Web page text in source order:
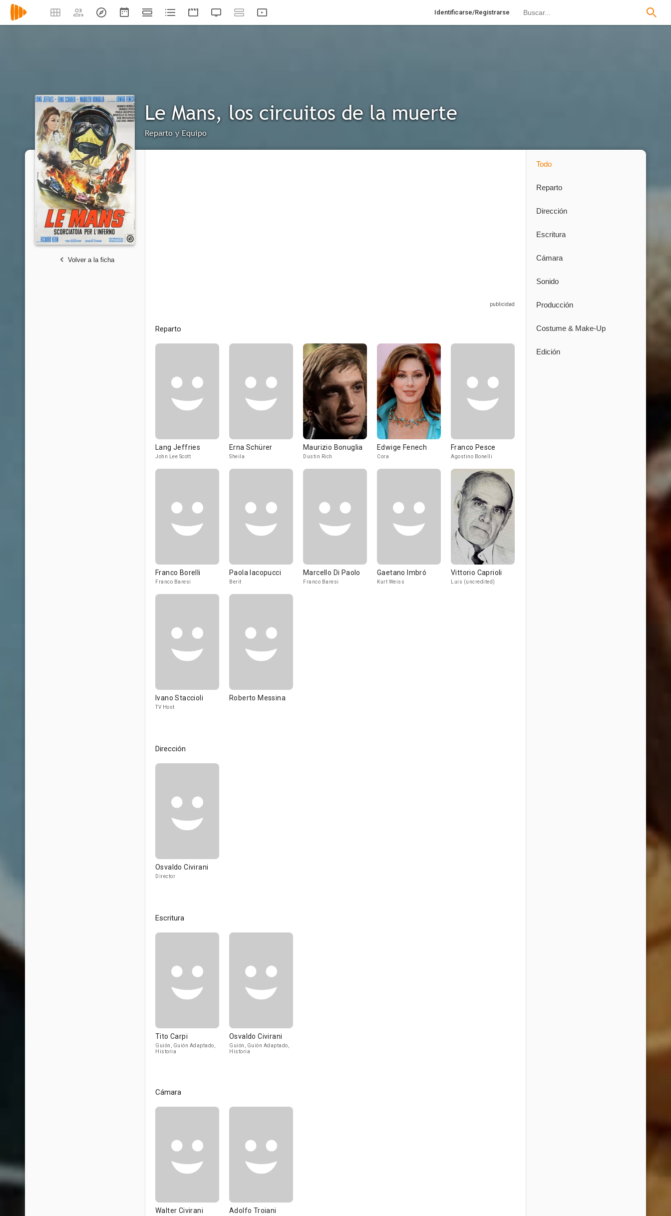
Identificarse/Registrarse
Le Mans, los circuitos de la muerte
Reparto y Equipo
Volver a la ficha
Reparto
Lang Jeffries
John Lee Scott
Erna Schürer
Sheila
Maurizio Bonuglia
Dustin Rich
Edwige Fenech
Cora
Franco Pesce
Agostino Bonelli
Franco Borelli
Franco Baresi
Paola Iacopucci
Berit
Marcello Di Paolo
Franco Baresi
Gaetano Imbró
Kurt Weiss
Vittorio Caprioli
Luis (uncredited)
Ivano Staccioli
TV Host
Roberto Messina
Dirección
Osvaldo Civirani
Director
Escritura
Tito Carpi
Guión, Guión Adaptado,
Historia
Osvaldo Civirani
Guión, Guión Adaptado,
Historia
Cámara
Walter Civirani Adolfo Troiani
Todo
Reparto
Dirección
Escritura
Cámara
Sonido
Producción
Costume & Make-Up
Edición